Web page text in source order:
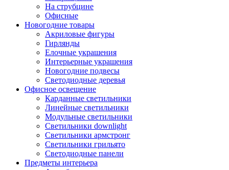
На струбцине
Офисные
Новогодние товары
Акриловые фигуры
Гирлянды
Елочные украшения
Интерьерные украшения
Новогодние подвесы
Светодиодные деревья
Офисное освещение
Карданные светильники
Линейные светильники
Модульные светильники
Светильники downlight
Светильники армстронг
Светильники грильято
Светодиодные панели
Предметы интерьера